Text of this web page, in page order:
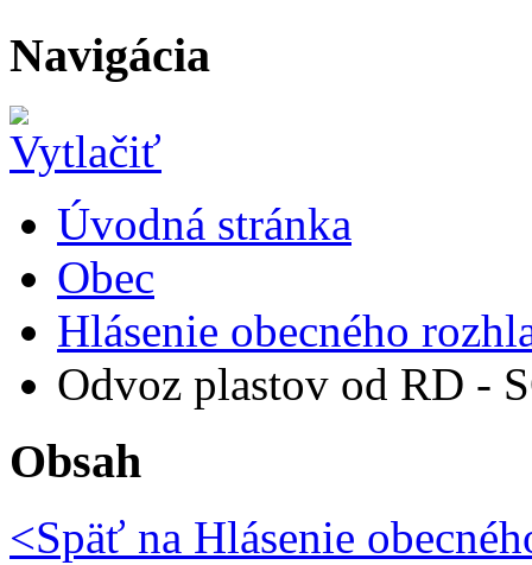
Navigácia
Úvodná stránka
Obec
Hlásenie obecného
Odvoz plastov od RD -
Obsah
<Späť na Hlásenie